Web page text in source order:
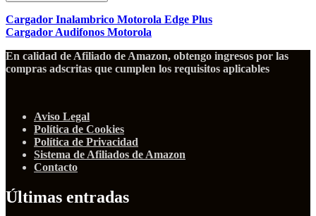
Cargador Inalambrico Motorola Edge Plus
Cargador Audifonos Motorola
En calidad de Afiliado de Amazon, obtengo ingresos por las
compras adscritas que cumplen los requisitos aplicables
Aviso Legal
Política de Cookies
Política de Privacidad
Sistema de Afiliados de Amazon
Contacto
Últimas entradas